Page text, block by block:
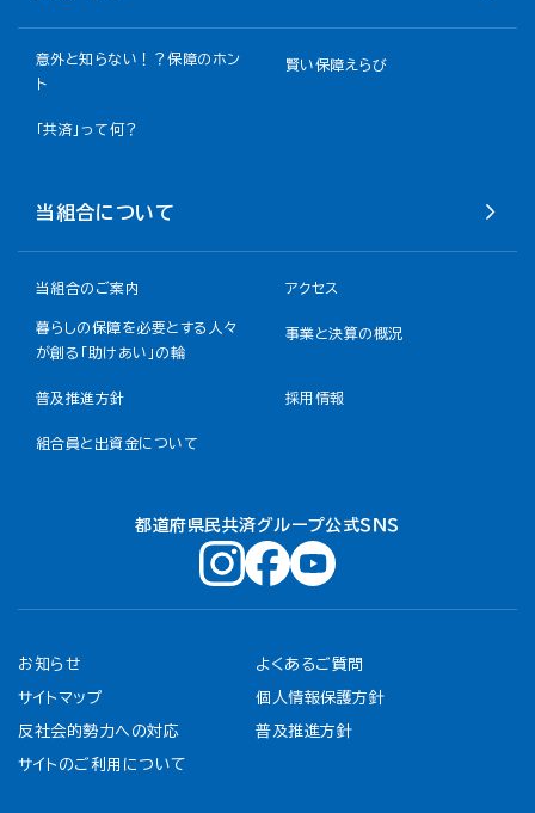
意外と知らない！？保障のホン
ト
賢い保障えらび
「共済」って何？
当組合について
当組合のご案内 アクセス
暮らしの保障を必要とする人々
が創る「助けあい」の輪
事業と決算の概況
普及推進方針 採用情報
組合員と出資金について
都道府県民共済グループ公式ＳＮＳ
お知らせ よくあるご質問
サイトマップ 個人情報保護方針
反社会的勢力への対応 普及推進方針
サイトのご利用について